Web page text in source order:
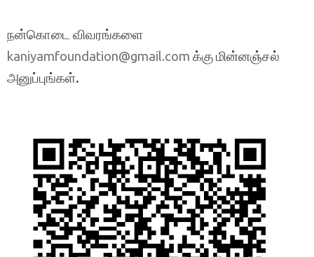
நன்கொடை விவரங்களை
kaniyamfoundation@gmail.com க்கு மின்னஞ்சல்
அனுப்புங்கள்.